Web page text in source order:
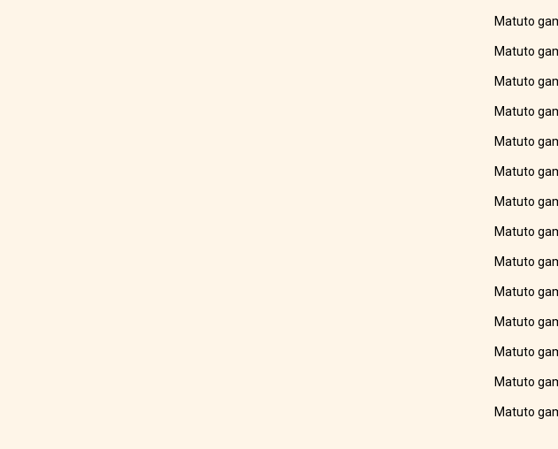
Matuto
Matuto
Matuto
Matuto
Matuto
Matuto
Matuto
Matuto
Matuto
Matuto
Matuto
Matuto
Matuto
Matuto